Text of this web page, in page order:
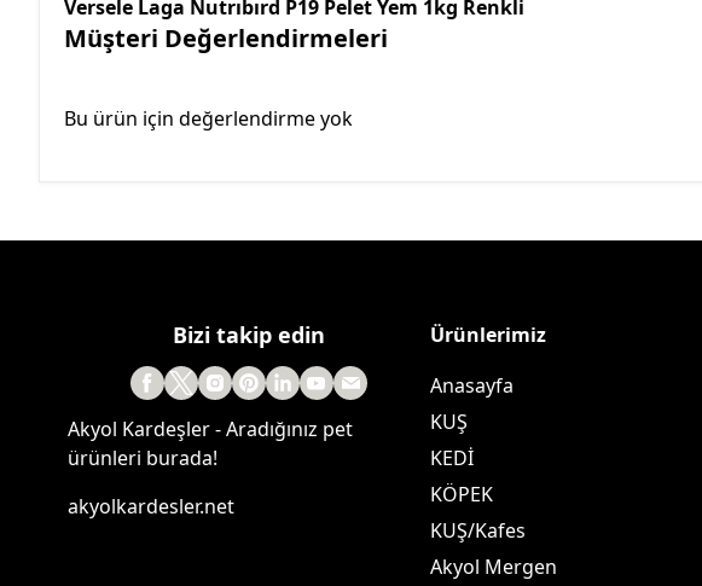
Versele Laga Nutrıbırd P19 Pelet Yem 1kg Renkli
Müşteri Değerlendirmeleri
Bu ürün için değerlendirme yok
Bizi takip edin
Akyol Kardeşler - Aradığınız pet
ürünleri burada!
akyolkardesler.net
Ürünlerimiz
Anasayfa
KUŞ
KEDİ
KÖPEK
KUŞ/Kafes
Akyol Mergen